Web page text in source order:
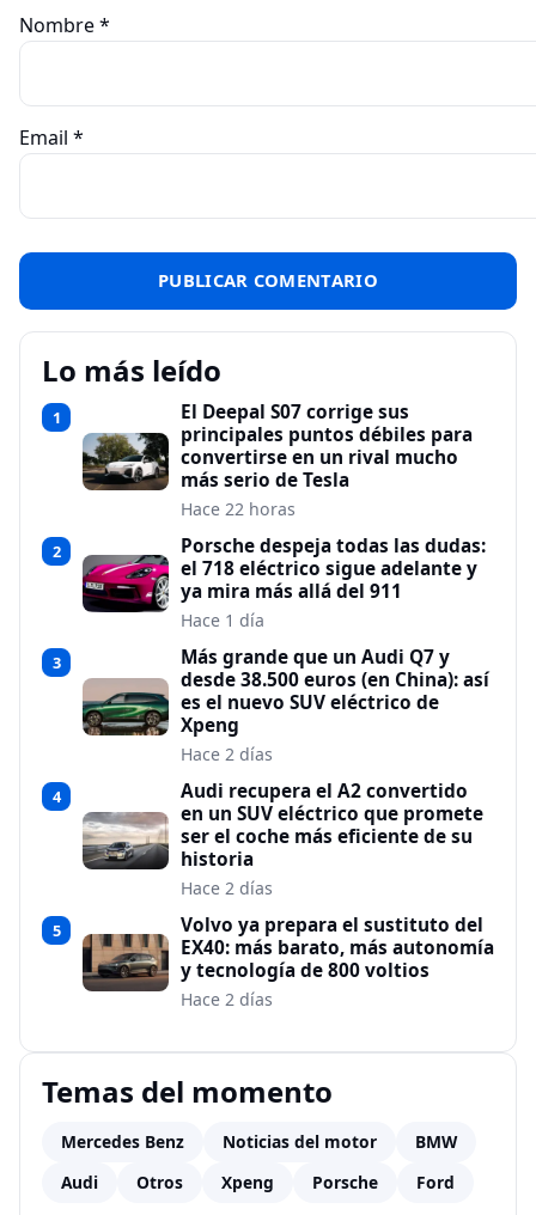
Nombre*
Email *
Lo más leído
1
El Deepal S07 corrige sus
principales puntos débiles para
convertirse en un rival mucho
más serio de Tesla
Hace 22 horas
2
Porsche despeja todas las dudas:
el 718 eléctrico sigue adelante y
ya mira más allá del 911
Hace 1 día
3
Más grande que un Audi Q7 y
desde 38.500 euros (en China): así
es el nuevo SUV eléctrico de
Xpeng
Hace 2 días
4
Audi recupera el A2 convertido
en un SUV eléctrico que promete
ser el coche más eficiente de su
historia
Hace 2 días
5
Volvo ya prepara el sustituto del
EX40: más barato, más autonomía
y tecnología de 800 voltios
Hace 2 días
Temas del momento
Mercedes Benz Noticias del motor
BMW
Audi
Otros Xpeng Porsche Ford